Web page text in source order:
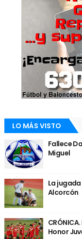
LO MÁS VISTO
Fallece
Miguel
La
Alcorcón
Honor